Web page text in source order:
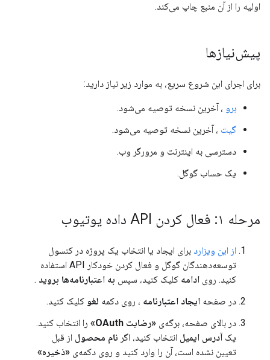
اولیه را از آن منبع چاپ می‌کند.
پیش‌نیازها
برای اجرای این شروع سریع، به موارد زیر نیاز دارید:
برو ، آخرین نسخه توصیه می‌شود.
گیت ، آخرین نسخه توصیه می‌شود.
دسترسی به اینترنت و مرورگر وب.
یک حساب گوگل.
مرحله ۱: فعال کردن API داده یوتیوب
از این ویزارد برای ایجاد یا انتخاب یک پروژه در کنسول
توسعه‌دهندگان گوگل و فعال کردن خودکار API استفاده
کنید. روی ادامه کلیک کنید، سپس به اعتبارنامه‌ها بروید .
در صفحه ایجاد اعتبارنامه ، روی دکمه لغو کلیک کنید.
در بالای صفحه، برگه‌ی «رضایت OAuth»
را انتخاب کنید.
یک آدرس ایمیل انتخاب کنید، اگر نام محصول از قبل
تعیین نشده است، آن را وارد کنید و روی دکمه‌ی «ذخیره»